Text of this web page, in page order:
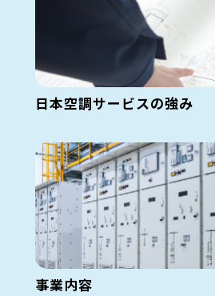
日本空調サービスの強み
事業内容